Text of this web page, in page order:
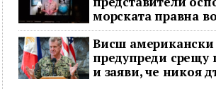
морската правна
Пекин
Висш
предупреди срещу
и заяви, че никоя